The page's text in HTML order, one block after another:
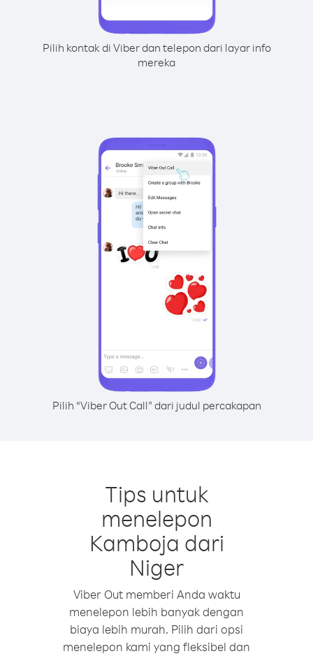
Pilih kontak di Viber dan telepon dari layar info
mereka
Pilih “Viber Out Call” dari judul percakapan
Tips untuk
menelepon
Kamboja dari
Niger
Viber Out memberi Anda waktu
menelepon lebih banyak dengan
biaya lebih murah. Pilih dari opsi
menelepon kami yang fleksibel dan